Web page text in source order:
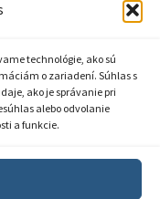
technológie, ako sú
o zariadení. Súhlas s
ako je správanie pri
alebo odvolanie
a funkcie.